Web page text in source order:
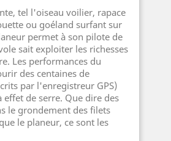
tel l'oiseau voilier, rapace
ou goéland surfant sur
permet à son pilote de
sait exploiter les richesses
Les performances du
des centaines de
par l'enregistreur GPS)
effet de serre. Que dire des
le grondement des filets
le planeur, ce sont les